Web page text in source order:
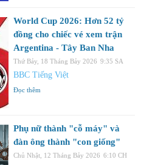
World Cup 2026: Hơn 52 tỷ
đồng cho chiếc vé xem trận
Argentina - Tây Ban Nha
Thứ Bảy, 18 Tháng Bảy 2026 9:35 SA
BBC Tiếng Việt
Đọc thêm
Phụ nữ thành "cỗ máy" và
đàn ông thành "con giống"
Chủ Nhật, 12 Tháng Bảy 2026 6:10 CH